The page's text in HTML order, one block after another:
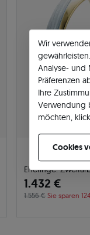
Eheringe:
1.432 €
1.556 € Sie sparen
Wir
Analyse- und
Präferenzen
Ihre
Verwendung
möchten,
Cookies